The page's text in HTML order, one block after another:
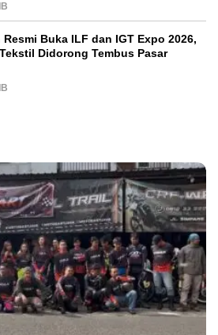
Buka ILF dan IGT Expo 2026,
Didorong Tembus Pasar